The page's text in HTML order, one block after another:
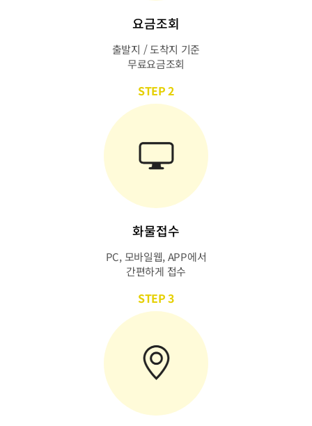
요금조회
출발지 / 도착지 기준
무료요금조회
STEP 2
화물접수
PC, 모바일웹, APP에서
간편하게 접수
STEP 3